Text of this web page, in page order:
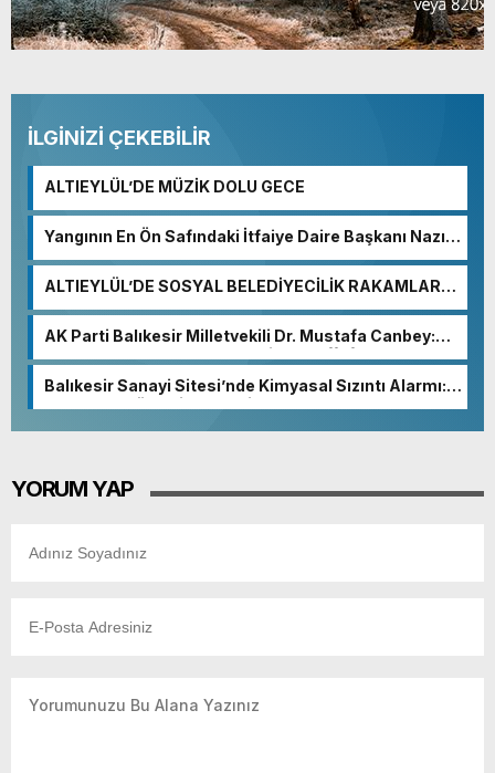
İLGİNİZİ ÇEKEBİLİR
ALTIEYLÜL’DE MÜZİK DOLU GECE
Yangının En Ön Safındaki İtfaiye Daire Başkanı Nazım
ALTIEYLÜL’DE SOSYAL BELEDİYECİLİK RAKAMLARA
AK Parti Balıkesir Milletvekili Dr. Mustafa Canbey:
“Medyanın varlığı, demokratik ve şeffaf toplumun
Balıkesir Sanayi Sitesi’nde Kimyasal Sızıntı Alarmı:
52. Sokak Güvenlik Nedeniyle Boşaltıldı
YORUM YAP